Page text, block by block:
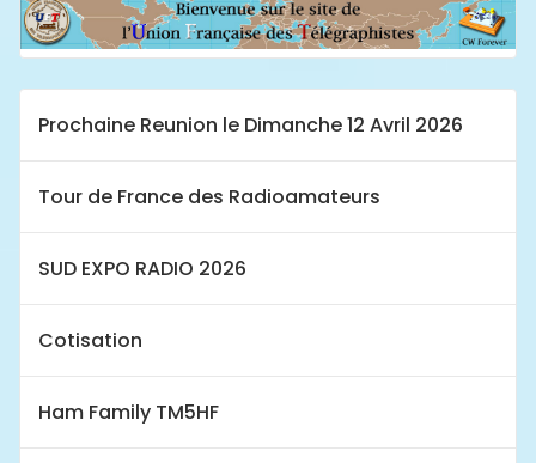
Prochaine Reunion le Dimanche 12 Avril 2026
Tour de France des Radioamateurs
SUD EXPO RADIO 2026
Cotisation
Ham Family TM5HF